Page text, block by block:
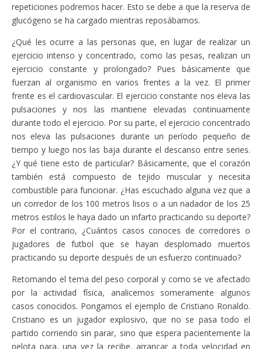
repeticiones podremos hacer. Esto se debe a que la reserva de
glucógeno se ha cargado mientras reposábamos.
¿Qué les ocurre a las personas que, en lugar de realizar un
ejercicio intenso y concentrado, como las pesas, realizan un
ejercicio constante y prolongado? Pues básicamente que
fuerzan al organismo en varios frentes a la vez. El primer
frente es el cardiovascular. El ejercicio constante nos eleva las
pulsaciones y nos las mantiene elevadas continuamente
durante todo el ejercicio. Por su parte, el ejercicio concentrado
nos eleva las pulsaciones durante un período pequeño de
tiempo y luego nos las baja durante el descanso entre series.
¿Y qué tiene esto de particular? Básicamente, que el corazón
también está compuesto de tejido muscular y necesita
combustible para funcionar. ¿Has escuchado alguna vez que a
un corredor de los 100 metros lisos o a un nadador de los 25
metros estilos le haya dado un infarto practicando su deporte?
Por el contrario, ¿Cuántos casos conoces de corredores o
jugadores de futbol que se hayan desplomado muertos
practicando su deporte después de un esfuerzo continuado?
Retomando el tema del peso corporal y como se ve afectado
por la actividad física, analicemos someramente algunos
casos conocidos. Pongamos el ejemplo de Cristiano Ronaldo.
Cristiano es un jugador explosivo, que no se pasa todo el
partido corriendo sin parar, sino que espera pacientemente la
pelota para, una vez la recibe, arrancar a toda velocidad en